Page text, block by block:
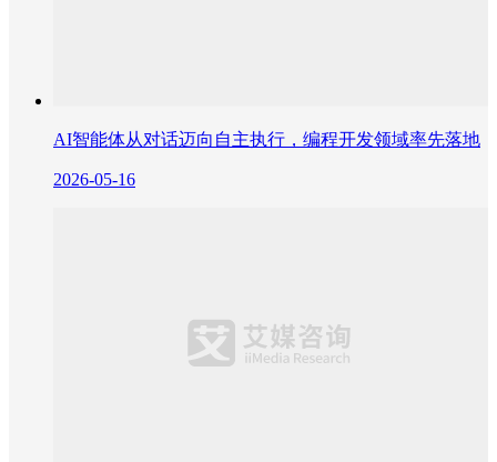
AI智能体从对话迈向自主执行，编程开发领域率先落地
2026-05-16